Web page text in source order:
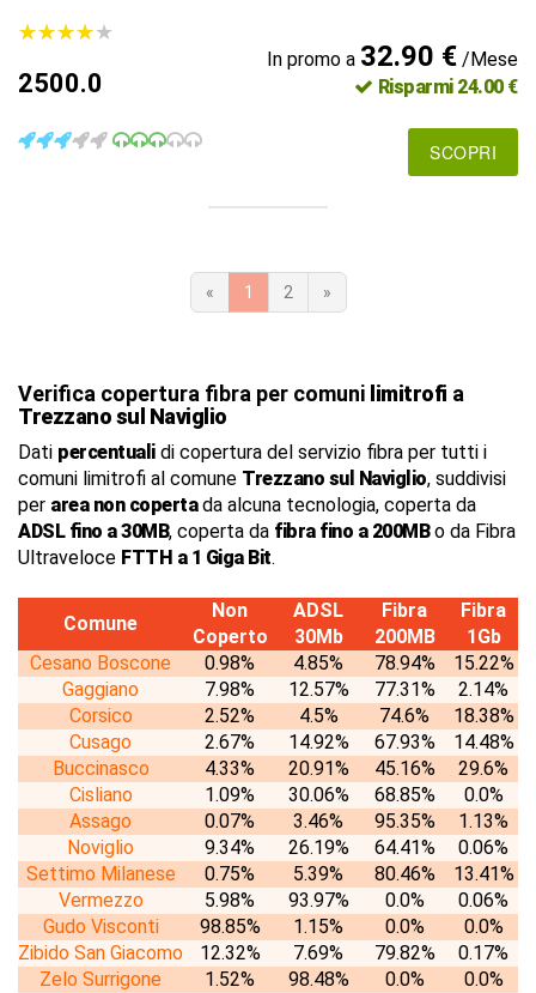
★★★★★
★★★★★
2500.0
In promo a 32.90 €/Mese
Risparmi 24.00 €
SCOPRI
« 1 2 »
Verifica copertura fibra per comuni limitrofi a
Trezzano sul Naviglio
Dati percentualidi copertura del servizio fibra per tutti i
comuni limitrofi al comune Trezzano sul Naviglio, suddivisi
per area non copertada alcuna tecnologia, coperta da
ADSL fino a 30MB, coperta da fibra fino a 200MBo da Fibra
Ultraveloce FTTH a 1 Giga Bit.
Comune
Non
Coperto
ADSL
30Mb
Fibra
200MB
Fibra
1Gb
Cesano Boscone
0.98% 4.85% 78.94%
15.22%
Gaggiano
7.98% 12.57% 77.31%
2.14%
Corsico
2.52% 4.5% 74.6%
18.38%
Cusago
2.67% 14.92% 67.93%
14.48%
Buccinasco
4.33% 20.91% 45.16%
29.6%
Cisliano
1.09% 30.06% 68.85%
0.0%
Assago
0.07% 3.46% 95.35%
1.13%
Noviglio
9.34% 26.19% 64.41%
0.06%
Settimo Milanese
0.75% 5.39% 80.46%
13.41%
Vermezzo
5.98% 93.97% 0.0%
0.06%
Gudo Visconti
98.85% 1.15% 0.0%
0.0%
Zibido San Giacomo
12.32% 7.69% 79.82%
0.17%
Zelo Surrigone
1.52% 98.48% 0.0%
0.0%